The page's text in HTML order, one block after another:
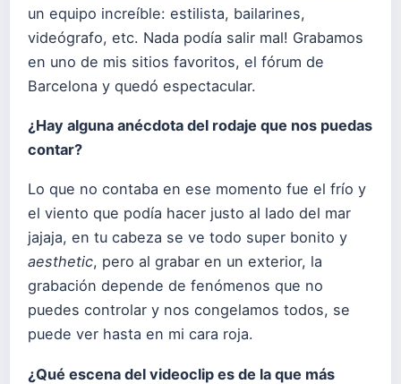
un equipo increíble: estilista, bailarines,
videógrafo, etc. Nada podía salir mal! Grabamos
en uno de mis sitios favoritos, el fórum de
Barcelona y quedó espectacular.
¿Hay alguna anécdota del rodaje que nos puedas
contar?
Lo que no contaba en ese momento fue el frío y
el viento que podía hacer justo al lado del mar
jajaja, en tu cabeza se ve todo super bonito y
aesthetic, pero al grabar en un exterior, la
grabación depende de fenómenos que no
puedes controlar y nos congelamos todos, se
puede ver hasta en mi cara roja.
¿Qué escena del videoclip es de la que más